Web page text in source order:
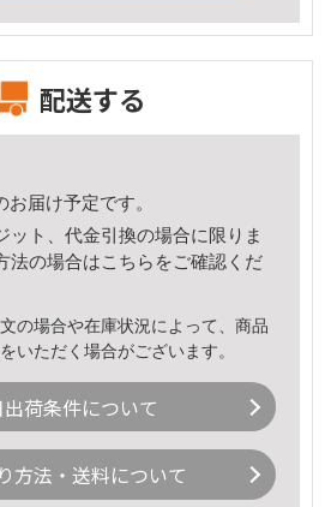
配送する
お届け予定です。
ット、代金引換の場合に限りま
法の場合はこちら をご確認くだ
の場合や在庫状況によって、商品
いただく場合がございます。
荷条件について
方法・送料について